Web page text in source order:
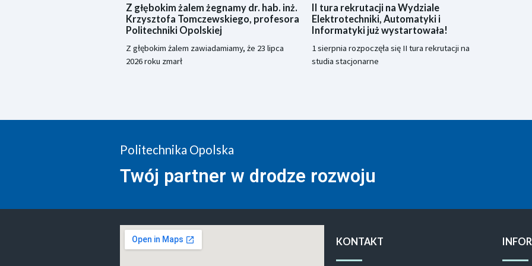
Z głębokim żalem żegnamy dr. hab. inż.
Krzysztofa Tomczewskiego, profesora
Politechniki Opolskiej
Z głębokim żalem zawiadamiamy, że 23 lipca
2026 roku zmarł
II tura rekrutacji na Wydziale
Elektrotechniki, Automatyki i
Informatyki już wystartowała!
1 sierpnia rozpoczęła się II tura rekrutacji na
studia stacjonarne
Politechnika Opolska
Twój partner w drodze rozwoju
KONTAKT